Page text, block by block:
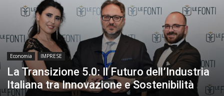
Daily
News
Economia IMPRESE
La Transizione 5.0: Il Futuro dell’Industria
Italiana tra Innovazione e Sostenibilità